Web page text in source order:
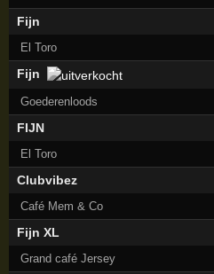
Fijn
El Toro
Fijn
Goederenloods
FIJN
El Toro
Clubvibez
Café Mem & Co
Fijn XL
Grand café Jersey